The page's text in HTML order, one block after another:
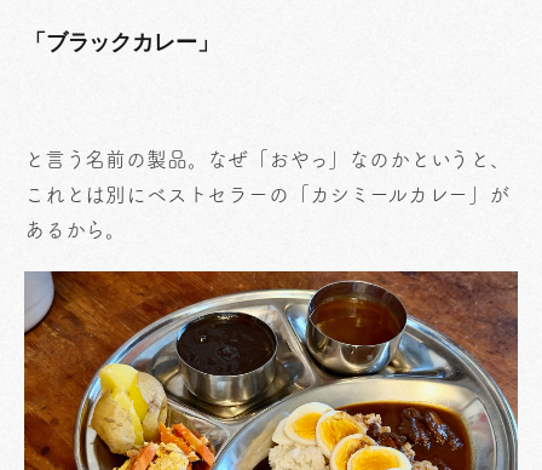
「ブラックカレー」
と言う名前の製品。なぜ「おやっ」なのかというと、
これとは別にベストセラーの「カシミールカレー」が
あるから。